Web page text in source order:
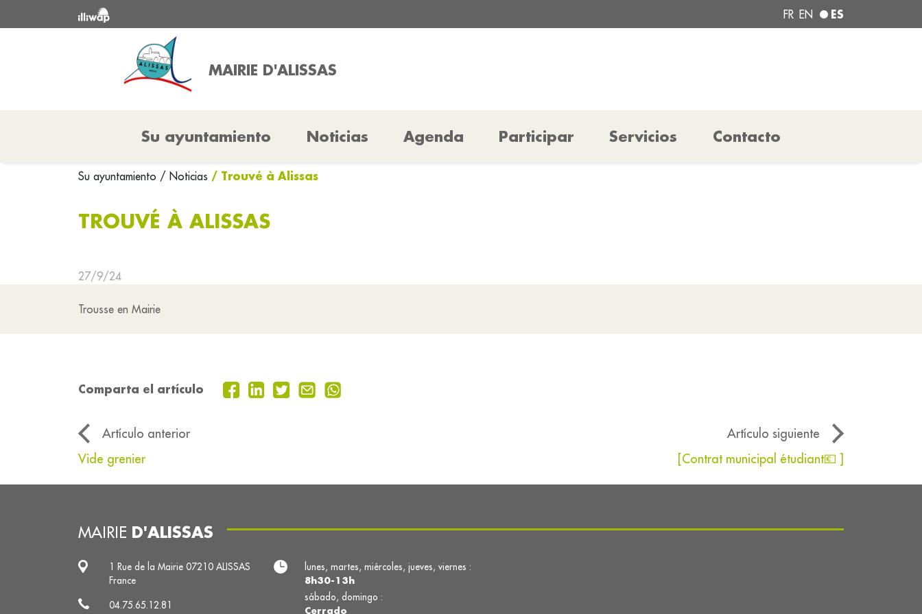
FR EN ES
MAIRIE D'ALISSAS
Su ayuntamiento Noticias Agenda Participar Servicios Contacto
Su ayuntamiento / Noticias / Trouvé à Alissas
TROUVÉ À ALISSAS
27/9/24
Trousse en Mairie
Comparta el artículo
Artículo anterior
Artículo siguiente
Vide grenier
[Contrat municipal étudiant💶 ]
MAIRIE D'ALISSAS
1 Rue de la Mairie 07210 ALISSAS
France
04.75.65.12.81
lunes, martes, miércoles, jueves, viernes :
8h30-13h
sábado, domingo :
Cerrado